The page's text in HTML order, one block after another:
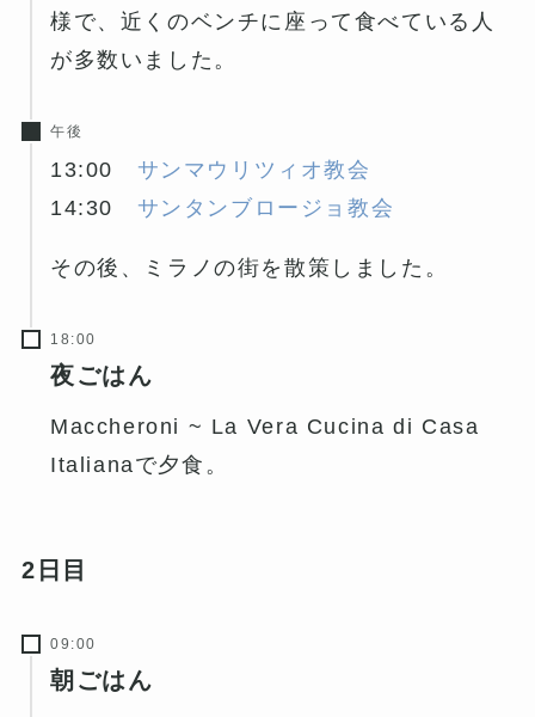
様で、近くのベンチに座って食べている人
が多数いました。
午後
13:00 サンマウリツィオ教会
14:30 サンタンブロージョ教会
その後、ミラノの街を散策しました。
18:00
夜ごはん
Maccheroni ~ La Vera Cucina di Casa
Italianaで夕食。
2日目
09:00
朝ごはん